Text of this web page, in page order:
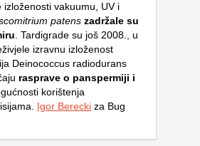
vakuumu, UV i
patens zadržale su
. Tardigrade su još 2008., u
izravnu izloženost
Deinococcus radiodurans
rasprave o panspermiji i
korištenja
Igor Berecki za Bug